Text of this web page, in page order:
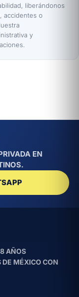
liberándonos
accidentes o
y
EN
AÑOS
MÉXICO CON